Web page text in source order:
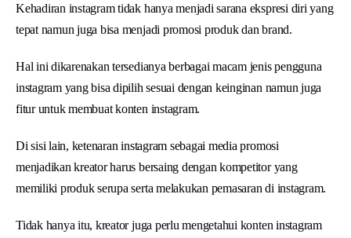
Kehadiran instagram tidak hanya menjadi sarana ekspresi diri yang
tepat namun juga bisa menjadi promosi produk dan brand.
Hal ini dikarenakan tersedianya berbagai macam jenis pengguna
instagram yang bisa dipilih sesuai dengan keinginan namun juga
fitur untuk membuat konten instagram.
Di sisi lain, ketenaran instagram sebagai media promosi
menjadikan kreator harus bersaing dengan kompetitor yang
memiliki produk serupa serta melakukan pemasaran di instagram.
Tidak hanya itu, kreator juga perlu mengetahui konten instagram